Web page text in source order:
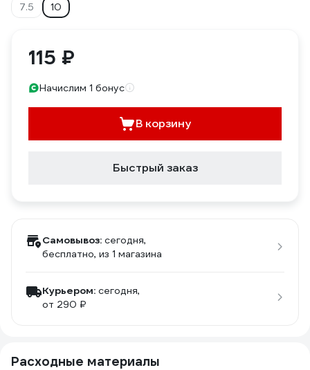
7.5
10
115 ₽
Начислим 1 бонус
В корзину
Быстрый заказ
Самовывоз: сегодня,
бесплатно, из 1 магазина
Курьером: сегодня,
от 290 ₽
Расходные материалы